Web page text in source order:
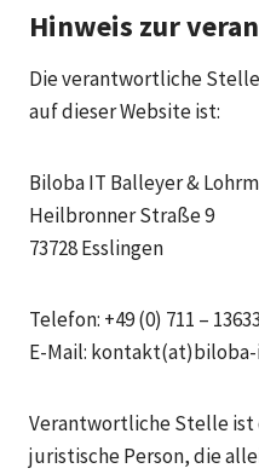
Hinweis zur
Die verantwortliche
auf dieser Website ist:
Biloba IT Balleyer &
Heilbronner Straße 9
73728 Esslingen
Telefon: +49 (0) 711 –
E-Mail:
Verantwortliche Stelle
juristische Person, die